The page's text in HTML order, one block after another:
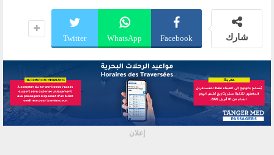
شارك Facebook
WhatsApp
Twitter
إعلان